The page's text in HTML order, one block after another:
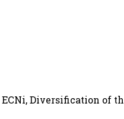
Diversification of